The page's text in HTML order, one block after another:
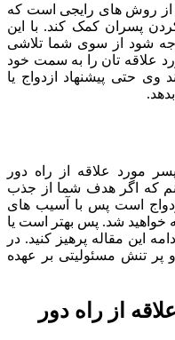
از روش های رایجی است که
پسران کمک کند. با این
شود از سوی شما تلاشی
علاقه تان را به سمت خود
حتی پیشنهاد ازدواج یا
مورد علاقه از راه دور
که اگر هدف شما از جذب
است پس با آسیب های
شد. پس بهتر است یا
این مقاله پرهیز کنید. در
تنش مسئولیتی بر عهده
از راه دور